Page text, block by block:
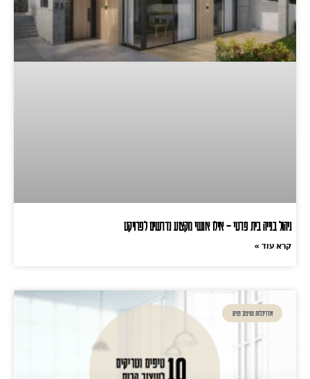
ניהול בנייה בית פרטי – אילו אנשי מקצוע נדרשים לפרויקט
קרא עוד »
אדריכלות ועיצוב פנים